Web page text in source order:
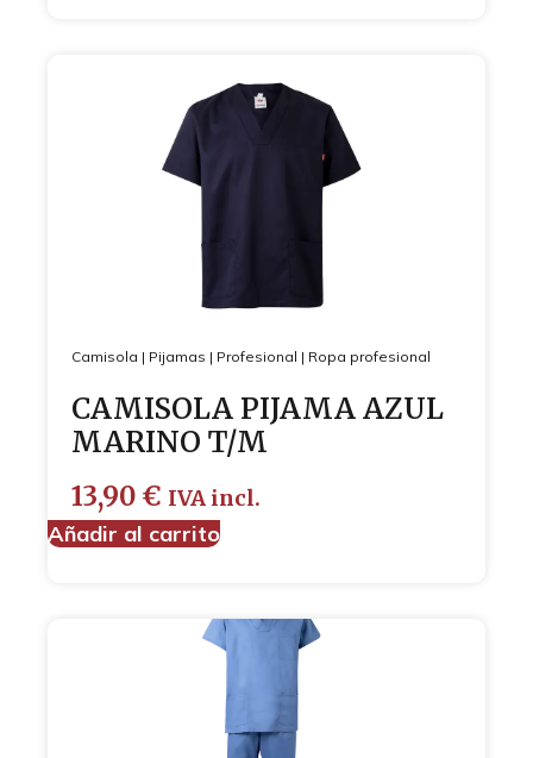
Camisola | Pijamas | Profesional | Ropa profesional
CAMISOLA PIJAMA AZUL
MARINO T/M
13,90 € IVA incl.
Añadir al carrito